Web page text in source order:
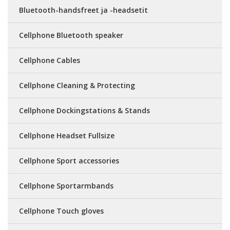
Bluetooth-handsfreet ja -headsetit
Cellphone Bluetooth speaker
Cellphone Cables
Cellphone Cleaning & Protecting
Cellphone Dockingstations & Stands
Cellphone Headset Fullsize
Cellphone Sport accessories
Cellphone Sportarmbands
Cellphone Touch gloves